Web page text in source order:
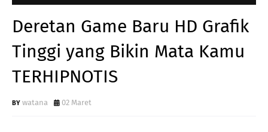
Deretan Game Baru HD Grafik
Tinggi yang Bikin Mata Kamu
TERHIPNOTIS
watana 02 Maret